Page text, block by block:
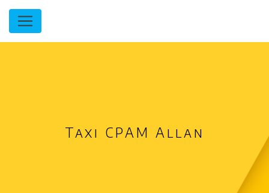
Panneau de gestion des cookies
Taxi CPAM Allan